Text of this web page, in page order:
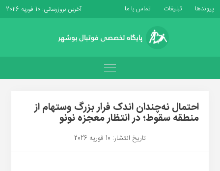
پیوندها تبلیغات تماس با ما آخرین بروزرسانی: 10 فوریه 2026
احتمال نه‌چندان اندک فرار بزرگ وستهام از
منطقه سقوط؛ در انتظار معجزه نونو
تاریخ انتشار: 10 فوریه 2026